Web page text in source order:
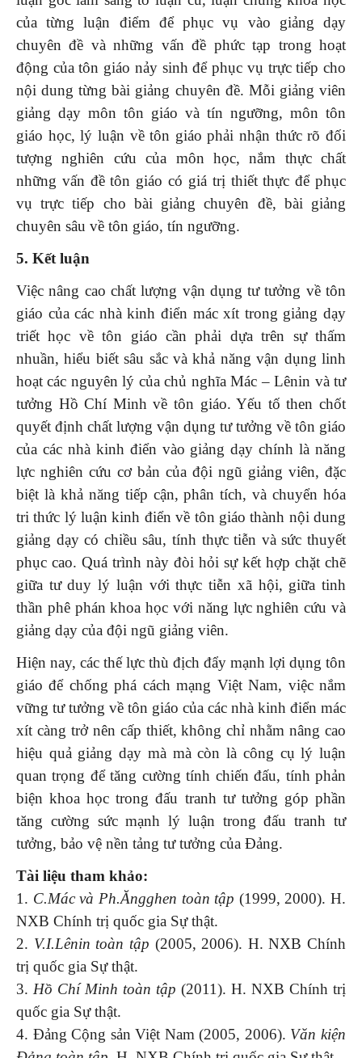
của từng luận điểm để phục vụ vào giảng dạy
chuyên đề và những vấn đề phức tạp trong hoạt
động của tôn giáo nảy sinh để phục vụ trực tiếp cho
nội dung từng bài giảng chuyên đề. Mỗi giảng viên
giảng dạy môn tôn giáo và tín ngưỡng, môn tôn
giáo học, lý luận về tôn giáo phải nhận thức rõ đối
tượng nghiên cứu của môn học, nắm thực chất
những vấn đề tôn giáo có giá trị thiết thực để phục
vụ trực tiếp cho bài giảng chuyên đề, bài giảng
chuyên sâu về tôn giáo, tín ngưỡng.
5. Kết luận
Việc nâng cao chất lượng vận dụng tư tưởng về tôn
giáo của các nhà kinh điển mác xít trong giảng dạy
triết học về tôn giáo cần phải dựa trên sự thấm
nhuần, hiểu biết sâu sắc và khả năng vận dụng linh
hoạt các nguyên lý của chủ nghĩa Mác – Lênin và tư
tưởng Hồ Chí Minh về tôn giáo. Yếu tố then chốt
quyết định chất lượng vận dụng tư tưởng về tôn giáo
của các nhà kinh điển vào giảng dạy chính là năng
lực nghiên cứu cơ bản của đội ngũ giảng viên, đặc
biệt là khả năng tiếp cận, phân tích, và chuyển hóa
tri thức lý luận kinh điển về tôn giáo thành nội dung
giảng dạy có chiều sâu, tính thực tiễn và sức thuyết
phục cao. Quá trình này đòi hỏi sự kết hợp chặt chẽ
giữa tư duy lý luận với thực tiễn xã hội, giữa tinh
thần phê phán khoa học với năng lực nghiên cứu và
giảng dạy của đội ngũ giảng viên.
Hiện nay, các thế lực thù địch đẩy mạnh lợi dụng tôn
giáo để chống phá cách mạng Việt Nam, việc nắm
vững tư tưởng về tôn giáo của các nhà kinh điển mác
xít càng trở nên cấp thiết, không chỉ nhằm nâng cao
hiệu quả giảng dạy mà mà còn là công cụ lý luận
quan trọng để tăng cường tính chiến đấu, tính phản
biện khoa học trong đấu tranh tư tưởng góp phần
tăng cường sức mạnh lý luận trong đấu tranh tư
tưởng, bảo vệ nền tảng tư tưởng của Đảng.
Tài liệu tham khảo:
1. C.Mác và Ph.Ăngghen toàn tập (1999, 2000). H.
NXB Chính trị quốc gia Sự thật.
2. V.I.Lênin toàn tập (2005, 2006). H. NXB Chính
trị quốc gia Sự thật.
3. Hồ Chí Minh toàn tập (2011). H. NXB Chính trị
quốc gia Sự thật.
4. Đảng Cộng sản Việt Nam (2005, 2006). Văn kiện